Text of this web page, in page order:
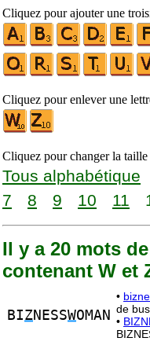
Cliquez pour ajouter une
Cliquez pour enlever une
Cliquez pour changer la taille
Tous alphabétique
7
8 9 10 11
Il y a 20 mots
contenant W et
BIZNESSWOMAN
•
de
•